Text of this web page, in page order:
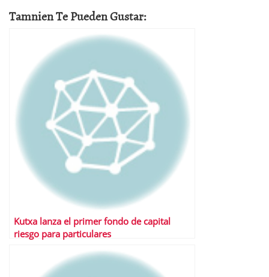
Tamnien Te Pueden Gustar:
Kutxa lanza el primer fondo de capital
riesgo para particulares